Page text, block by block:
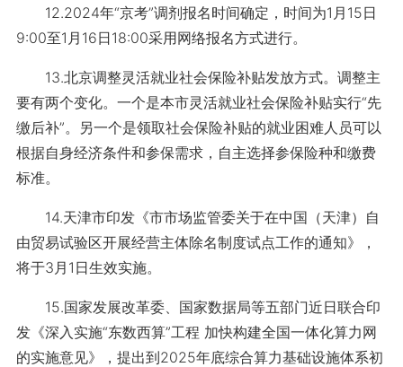
12.2024年“京考”调剂报名时间确定，时间为1月15日
9:00至1月16日18:00采用网络报名方式进行。
13.北京调整灵活就业社会保险补贴发放方式。调整主
要有两个变化。一个是本市灵活就业社会保险补贴实行“先
缴后补”。另一个是领取社会保险补贴的就业困难人员可以
根据自身经济条件和参保需求，自主选择参保险种和缴费
标准。
14.天津市印发《市市场监管委关于在中国（天津）自
由贸易试验区开展经营主体除名制度试点工作的通知》，
将于3月1日生效实施。
15.国家发展改革委、国家数据局等五部门近日联合印
发《深入实施“东数西算”工程 加快构建全国一体化算力网
的实施意见》，提出到2025年底综合算力基础设施体系初